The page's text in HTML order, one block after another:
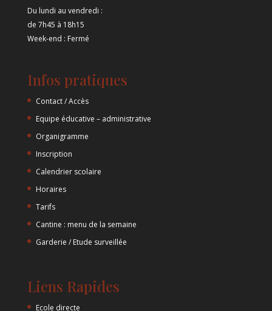
Du lundi au vendredi :
de 7h45 à 18h15
Week-end : Fermé
Infos pratiques
Contact / Accès
Equipe éducative – administrative
Organigramme
Inscription
Calendrier scolaire
Horaires
Tarifs
Cantine : menu de la semaine
Garderie / Etude surveillée
Liens Rapides
Ecole directe